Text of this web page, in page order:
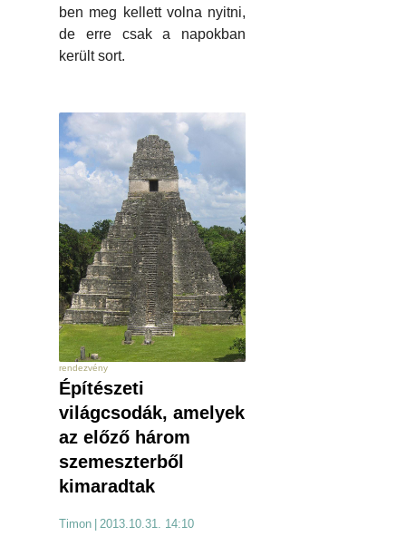
ben meg kellett volna nyitni,
de erre csak a napokban
került sort.
rendezvény
Építészeti
világcsodák, amelyek
az előző három
szemeszterből
kimaradtak
Timon 2013.10.31. 14:10